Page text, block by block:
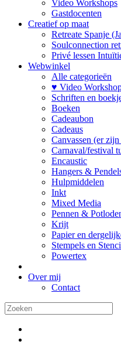
Video Workshops
Gastdocenten
Creatief op maat
Retreate Spanje
Soulconnection
Privé lessen
Webwinkel
Alle categorieën
♥ Video
Schriften en
Boeken
Cadeaubon
Cadeaus
Canvassen (er
Carnaval/festival
Encaustic
Hangers &
Hulpmiddelen
Inkt
Mixed Media
Pennen &
Krijt
Papier en
Stempels en
Powertex
Over mij
Contact